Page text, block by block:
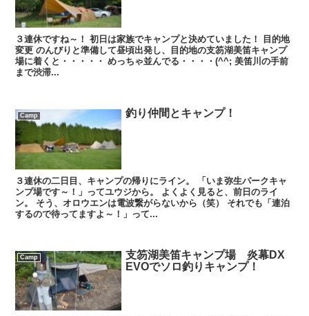
３連休ですね～！ 初日は家族でキャンプと決めていました！ 目的地
変更 のんびりと準備して昼頃出発し、目的地の支笏湖美笛キャンプ
場に着くと・・・・・ めっちゃ並んでる・・・・(^^; 美笛川の手前
まで渋滞...
Camp 釣り仲間とキャンプ！
３連休の二日目、キャンプの帰りにライン。 「いま弥生パークキャ
ンプ場です～！」ってユウジから。 よくよく見ると、前日のライ
ン。 そう、オロウエンは電波繋がらないから（笑） それでも「連泊
するので待ってますよ～！」って...
Camp
支笏湖美笛キャンプ場 炎幕DX
EVOでソロ釣りキャンプ！